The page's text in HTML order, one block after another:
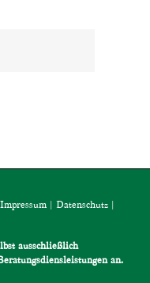
Impressum | Datenschutz |
ausschließlich
an.